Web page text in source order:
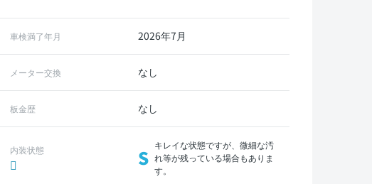
車検満了年月 2026年7月
メーター交換 なし
板金歴 なし
内装状態 S
キレイな状態ですが、微細な汚
れ等が残っている場合もありま
す。